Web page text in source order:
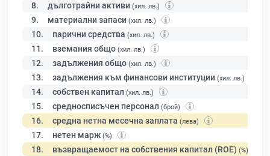
8. дълготрайни активи (хил. лв.)
9. материални запаси (хил. лв.)
10. парични средства (хил. лв.)
11. вземания общо (хил. лв.)
12. задължения общо (хил. лв.)
13. задължения към финансови институции (хил. лв.)
14. собствен капитал (хил. лв.)
15. средносписъчен персонал (брой)
16. средна нетна месечна заплата (лева)
17. нетен марж (%)
18. възвращаемост на собствения капитал (ROE) (%)